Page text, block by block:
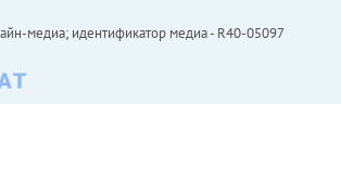
медиа; идентификатор медиа - R40-05097